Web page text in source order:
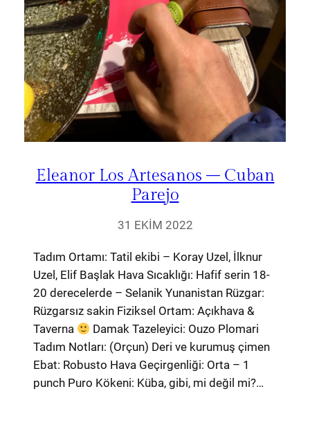
Eleanor Los Artesanos – Cuban
Parejo
31 EKIM 2022
Tadım Ortamı: Tatil ekibi – Koray Uzel, İlknur
Uzel, Elif Başlak Hava Sıcaklığı: Hafif serin 18-
20 derecelerde – Selanik Yunanistan Rüzgar:
Rüzgarsız sakin Fiziksel Ortam: Açıkhava &
Taverna
Damak Tazeleyici: Ouzo Plomari
Tadım Notları: (Orçun) Deri ve kurumuş çimen
Ebat: Robusto Hava Geçirgenliği: Orta – 1
punch Puro Kökeni: Küba, gibi, mi değil mi?…